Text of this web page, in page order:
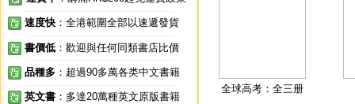
速度快 ：全港範圍全部以速遞發貨
書價低 ：歡迎與任何同類書店比價
品種多 ：超過90多萬各类中文書籍
英文書 ：多達20萬種英文原版書籍
全球高考：全三册